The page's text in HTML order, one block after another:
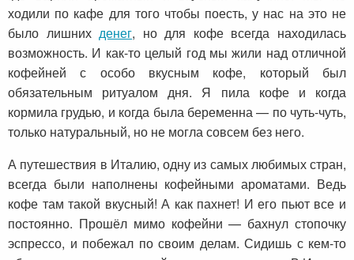
ходили по кафе для того чтобы поесть, у нас на это не
было лишнихденег, но для кофе всегда находилась
возможность. И как-то целый год мы жили над отличной
кофейней с особо вкусным кофе, который был
обязательным ритуалом дня. Я пила кофе и когда
кормила грудью, и когда была беременна — по чуть-чуть,
только натуральный, но не могла совсем без него.
А путешествия в Италию, одну из самых любимых стран,
всегда были наполнены кофейными ароматами. Ведь
кофе там такой вкусный! А как пахнет! И его пьют все и
постоянно. Прошёл мимо кофейни — бахнул стопочку
эспрессо, и побежал по своим делам. Сидишь с кем-то